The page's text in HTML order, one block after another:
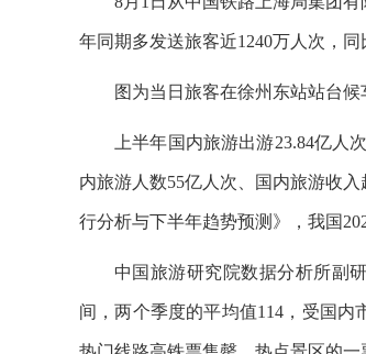
年同期多发送旅客近1240万人次，同
图为当日旅客在徐州东站站台
上半年国内旅游出游23.84亿人
内旅游人数55亿人次、国内旅游收
行分析与下半年趋势预测》，我国
中国旅游研究院数据分析所副
间，两个季度的平均值114，受国